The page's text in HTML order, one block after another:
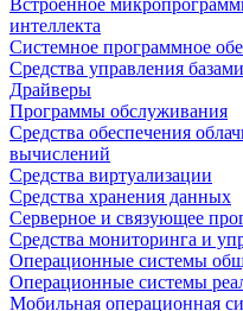
Встроенное
интеллекта
Системное программное
Средства управления
Драйверы
Программы обслуживания
Средства обеспечения
вычислений
Средства виртуализации
Средства хранения данных
Серверное и связующее
Средства мониторинга и
Операционные системы
Операционные системы
Мобильная операционная